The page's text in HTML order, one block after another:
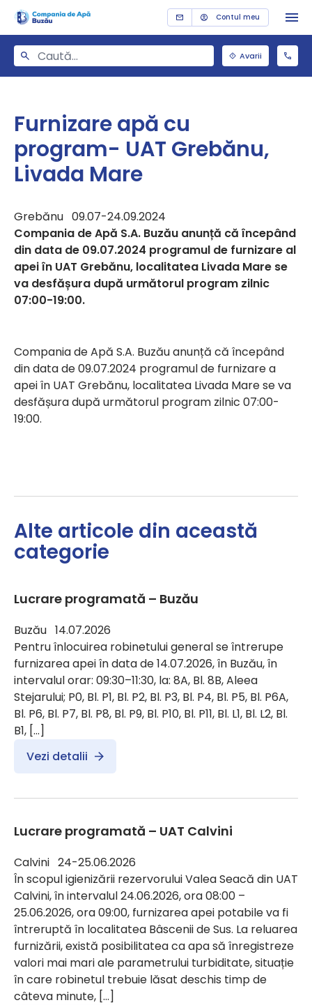
Contul meu
Avarii
Furnizare apă cu
program- UAT Grebănu,
Livada Mare
Grebănu 09.07-24.09.2024
Compania de Apă S.A. Buzău anunță că începând
din data de 09.07.2024 programul de furnizare al
apei în UAT Grebănu, localitatea Livada Mare se
va desfășura după următorul program zilnic
07:00-19:00.
Compania de Apă S.A. Buzău anunță că începând
din data de 09.07.2024 programul de furnizare a
apei în UAT Grebănu, localitatea Livada Mare se va
desfășura după următorul program zilnic 07:00-
19:00.
Alte articole din această
categorie
Lucrare programată – Buzău
Buzău 14.07.2026
Pentru înlocuirea robinetului general se întrerupe
furnizarea apei în data de 14.07.2026, în Buzău, în
intervalul orar: 09:30–11:30, la: 8A, Bl. 8B, Aleea
Stejarului; P0, Bl. P1, Bl. P2, Bl. P3, Bl. P4, Bl. P5, Bl. P6A,
Bl. P6, Bl. P7, Bl. P8, Bl. P9, Bl. P10, Bl. P11, Bl. L1, Bl. L2, Bl.
B1, […]
Vezi detalii
Lucrare programată – UAT Calvini
Calvini 24-25.06.2026
În scopul igienizării rezervorului Valea Seacă din UAT
Calvini, în intervalul 24.06.2026, ora 08:00 –
25.06.2026, ora 09:00, furnizarea apei potabile va fi
întreruptă în localitatea Bâscenii de Sus. La reluarea
furnizării, există posibilitatea ca apa să înregistreze
valori mai mari ale parametrului turbiditate, situație
în care robinetul trebuie lăsat deschis timp de
câteva minute, […]